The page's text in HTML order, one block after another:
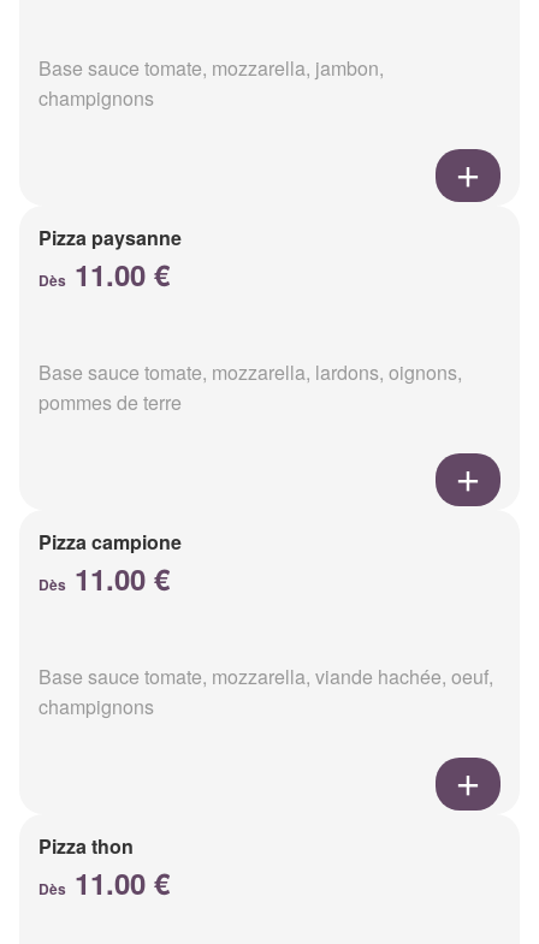
Base sauce tomate, mozzarella, jambon,
champignons
Pizza paysanne
Dès 11.00 €
Base sauce tomate, mozzarella, lardons, oignons,
pommes de terre
Pizza campione
Dès 11.00 €
Base sauce tomate, mozzarella, viande hachée, oeuf,
champignons
Pizza thon
Dès 11.00 €